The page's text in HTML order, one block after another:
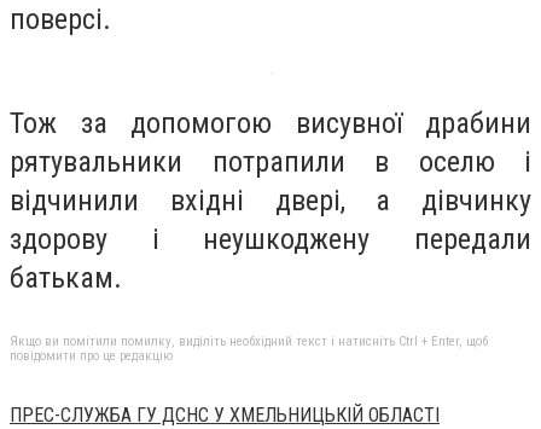
поверсі.
Тож за допомогою висувної драбини
рятувальники потрапили в оселю і
відчинили вхідні двері, а дівчинку
здорову і неушкоджену передали
батькам.
Якщо ви помітили помилку, виділіть необхідний текст і натисніть Ctrl + Enter, щоб
повідомити про це редакцію
ПРЕС-СЛУЖБА ГУ ДСНС У ХМЕЛЬНИЦЬКІЙ ОБЛАСТІ